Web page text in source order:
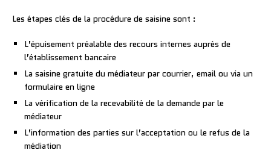
Les étapes clés de la procédure de saisine sont :
L’épuisement préalable des recours internes auprès de
l’établissement bancaire
La saisine gratuite du médiateur par courrier, email ou via un
formulaire en ligne
La vérification de la recevabilité de la demande par le
médiateur
L’information des parties sur l’acceptation ou le refus de la
médiation